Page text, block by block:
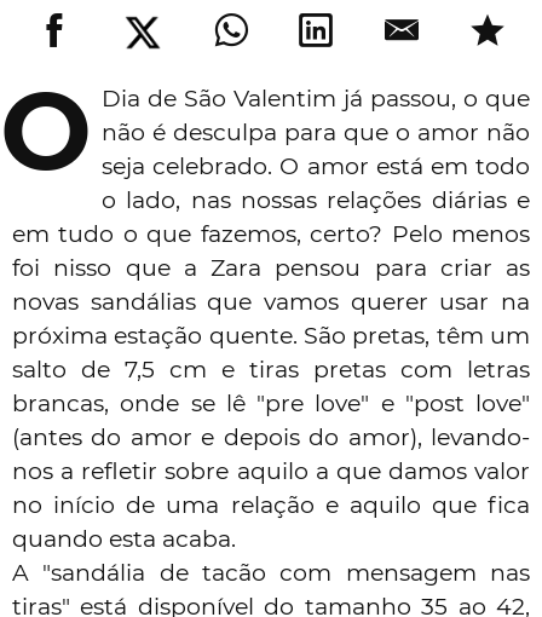
O Dia de São Valentim já passou, o que
não é desculpa para que o amor não
seja celebrado. O amor está em todo
o lado, nas nossas relações diárias e
em tudo o que fazemos, certo? Pelo menos
foi nisso que a Zara pensou para criar as
novas sandálias que vamos querer usar na
próxima estação quente. São pretas, têm um
salto de 7,5 cm e tiras pretas com letras
brancas, onde se lê "pre love" e "post love"
(antes do amor e depois do amor), levando-
nos a refletir sobre aquilo a que damos valor
no início de uma relação e aquilo que fica
quando esta acaba.
A "sandália de tacão com mensagem nas
tiras" está disponível do tamanho 35 ao 42,